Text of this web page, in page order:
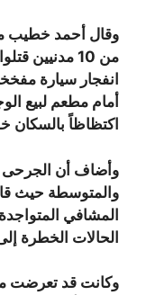
وقال أحمد خطيب
انفجار سيارة
أمام مطعم لبيع
اكتظاظاً بالسكان
وأضاف أن الجرحى
والمتوسطة حيث
المشافي
الحالات الخطرة
وكانت قد تعرضت